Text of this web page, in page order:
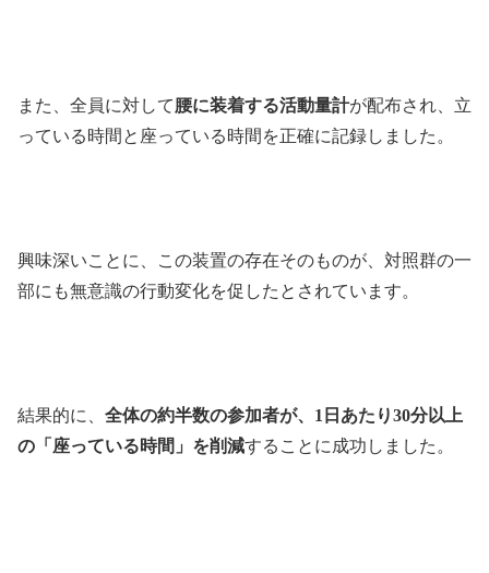
また、全員に対して腰に装着する活動量計が配布され、立
っている時間と座っている時間を正確に記録しました。
興味深いことに、この装置の存在そのものが、対照群の一
部にも無意識の行動変化を促したとされています。
結果的に、 全体の約半数の参加者が、1日あたり30分以上
の「座っている時間」を削減することに成功しました。